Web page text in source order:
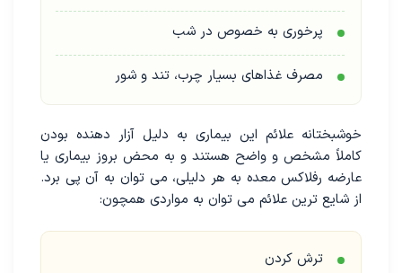
پرخوری به خصوص در شب
مصرف غذاهای بسیار چرب، تند و شور
خوشبختانه علائم این بیماری به دلیل آزار دهنده بودن
کاملاً مشخص و واضح هستند و به محض بروز بیماری یا
عارضه رفلاکس معده به هر دلیلی، می توان به آن پی برد.
از شایع ترین علائم می توان به مواردی همچون:
ترش کردن